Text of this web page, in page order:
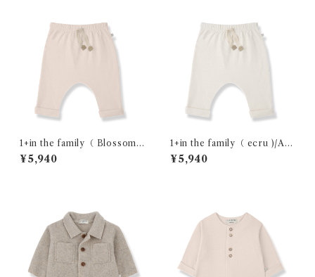
1+in the family（ Blossom
)/ALAIN( 12m )
¥5,940
1+in the family（ ecru )/AL
AIN( 12m )
¥5,940